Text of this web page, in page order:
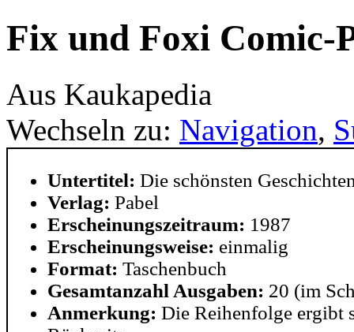
Fix und Foxi Comic-
Aus Kaukapedia
Wechseln zu: Navigation,
Untertitel: Die schönsten
Verlag: Pabel
Erscheinungszeitraum: 1987
Erscheinungsweise: einmalig
Format: Taschenbuch
Gesamtanzahl Ausgaben: 20 (im
Anmerkung: Die Reihenfolge ergibt